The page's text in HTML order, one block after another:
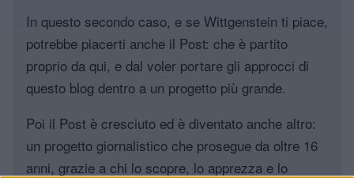
In questo secondo caso, e se Wittgenstein ti piace,
potrebbe piacerti anche il Post: che è partito
proprio da qui, e dal voler portare gli approcci di
questo blog dentro a un progetto più grande.
Poi il Post è cresciuto ed è diventato anche altro:
un progetto giornalistico che prosegue da oltre 16
anni, grazie a chi lo scopre, lo apprezza e lo